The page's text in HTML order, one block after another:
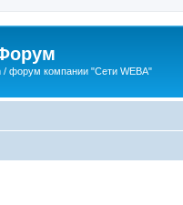
/ форум компании "Сети WEBA"